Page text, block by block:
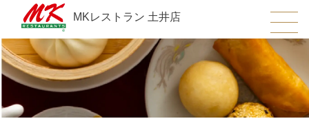
MKレストラン 土井店